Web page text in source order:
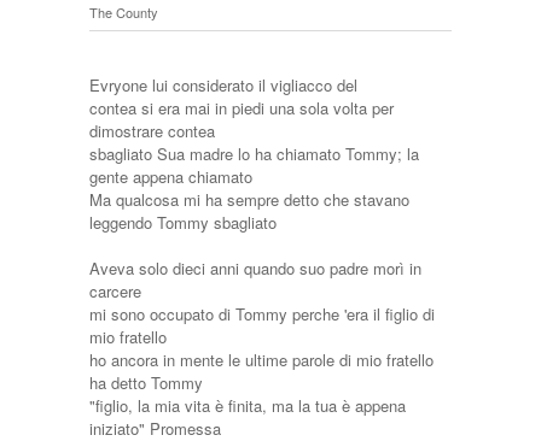
The County
Evryone lui considerato il vigliacco del
contea si era mai in piedi una sola volta per
dimostrare contea
sbagliato Sua madre lo ha chiamato Tommy; la
gente appena chiamato
Ma qualcosa mi ha sempre detto che stavano
leggendo Tommy sbagliato
Aveva solo dieci anni quando suo padre morì in
carcere
mi sono occupato di Tommy perche 'era il figlio di
mio fratello
ho ancora in mente le ultime parole di mio fratello
ha detto Tommy
"figlio, la mia vita è finita, ma la tua è appena
iniziato" Promessa